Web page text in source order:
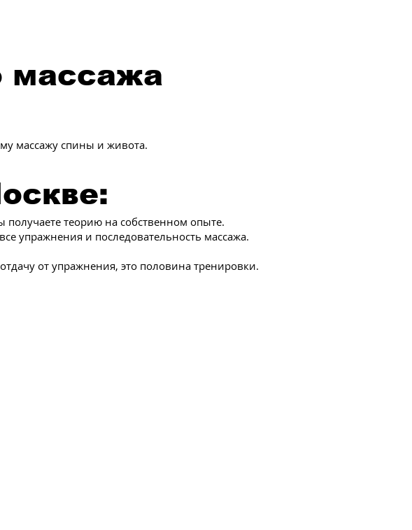
массажа
массажу спины и живота.
получаете теорию на собственном опыте.
упражнения и последовательность массажа.
от упражнения, это половина тренировки.